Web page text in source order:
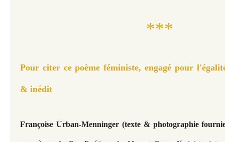
***
Pour citer ce poème féministe, engagé pour
& inédit
Françoise Urban-Menninger (texte & photographie